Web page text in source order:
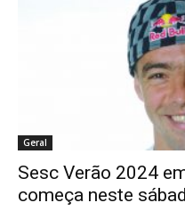
Geral
Sesc Verão 2024
começa neste